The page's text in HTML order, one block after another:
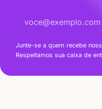
Junte-se a quem recebe
Respeitamos sua caixa de